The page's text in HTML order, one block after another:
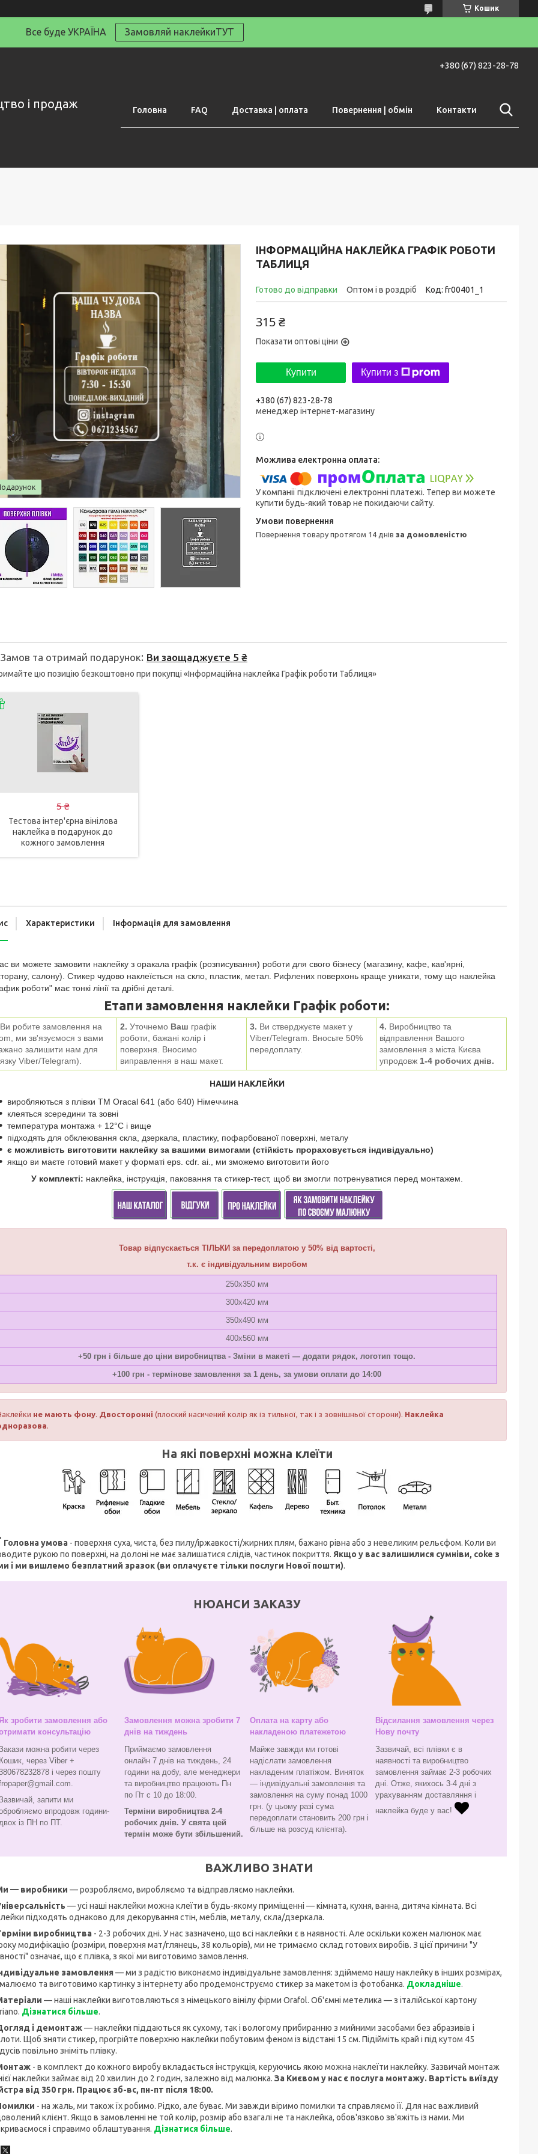
Кошик
Все буде УКРАЇНА Замовляй наклейкиТУТ
+380 (67) 823-28-78
і продаж
Головна FAQ Доставка | оплата Повернення | обмін Контакти
ІНФОРМАЦІЙНА НАКЛЕЙКА ГРАФІК РОБОТИ
ТАБЛИЦЯ
Готово до відправки Оптом і в роздріб Код: fr00401_1
315 ₴
Показати оптові ціни
Купити Купити з
+380 (67) 823-28-78
менеджер інтернет-магазину
У компанії підключені електронні платежі. Тепер ви можете
купити будь-який товар не покидаючи сайту.
повернення товару протягом 14 днів за домовленістю
Замов та отримай подарунок Ви заощаджуєте 5 ₴
цю позицію безкоштовно при покупці «Інформаційна наклейка Графік роботи Таблиця»
5 ₴
Тестова інтер'єрна вінілова
наклейка в подарунок до
кожного замовлення
Характеристики Інформація для замовлення
ви можете замовити наклейку з оракала графік (розписування) роботи для свого бізнесу (магазину, кафе, кав'ярні,
салону). Стикер чудово наклеїється на скло, пластик, метал. Рифлених поверхонь краще уникати, тому що наклейка
роботи" має тонкі лінії та дрібні деталі.
Етапи замовлення наклейки Графік роботи:
Ви робите замовлення на
ми зв'язуємося з вами
залишити нам для
Viber/Telegram).
2. Уточнемо Ваш графік
роботи, бажані колір і
поверхня. Вносимо
виправлення в наш макет.
3. Ви стверджуєте макет у
Viber/Telegram. Вносьте 50%
передоплату.
4. Виробництво та
відправлення Вашого
замовлення з міста Києва
упродовж 1-4 робочих днів.
НАШИ НАКЛЕЙКИ
виробляються з плівки ТМ Oracal 641 (або 640) Німеччина
клеяться зсередини та зовні
температура монтажа + 12°C і вище
підходять для обклеювання скла, дзеркала, пластику, пофарбованої поверхні, металу
є можливість виготовити наклейку за вашими вимогами (стійкість прораховується індивідуально)
якщо ви маєте готовий макет у форматі eps. cdr. ai., ми зможемо виготовити його
У комплекті: наклейка, інструкція, паковання та стикер-тест, щоб ви змогли потренуватися перед монтажем.
Товар відпускається ТІЛЬКИ за передоплатою у 50% від вартості,
т.к. є індивідуальним виробом
250х350 мм
300х420 мм
350х490 мм
400х560 мм
+50 грн і більше до ціни виробництва - Зміни в макеті — додати рядок, логотип тощо.
+100 грн - термінове замовлення за 1 день, за умови оплати до 14:00
не мають фону. Двосторонні (плоский насичений колір як із тильної, так і з зовнішньої сторони). Наклейка
.
На які поверхні можна клеїти
Головна умова - поверхня суха, чиста, без пилу/іржавкості/жирних плям, бажано рівна або з невеликим рельєфом. Коли ви
рукою по поверхні, на долоні не має залишатися слідів, частинок покриття. Якщо у вас залишилися сумніви, coke з
і ми вишлемо безплатний зразок (ви оплачуєте тільки послуги Нової пошти).
НЮАНСИ ЗАКАЗУ
зробити замовлення або
консультацію
можна робити через
Кошик, через Viber +
і через пошту
запити ми
впродовж години-
двох із ПН по ПТ.
Замовлення можна зробити 7
днів на тиждень
Приймаємо замовлення
онлайн 7 днів на тиждень, 24
години на добу, але менеджери
та виробництво працюють Пн
по Пт с 10 до 18:00.
Терміни виробництва 2-4
робочих днів. У свята цей
термін може бути збільшений.
Оплата на карту або
накладеною платежетою
Майже завжди ми готові
надіслати замовлення
накладеним платіжом. Виняток
— індивідуальні замовлення та
замовлення на суму понад 1000
грн. (у цьому разі сума
передоплати становить 200 грн і
більше на розсуд клієнта).
Відсилання замовлення через
Нову почту
Зазвичай, всі плівки є в
наявності та виробництво
замовлення займає 2-3 робочих
дні. Отже, якихось 3-4 дні з
урахуванням доставляння і
наклейка буде у вас!
ВАЖЛИВО ЗНАТИ
— виробники — розробляємо, виробляємо та відправляємо наклейки.
— усі наші наклейки можна клеїти в будь-якому приміщенні — кімната, кухня, ванна, дитяча кімната. Всі
підходять однаково для декорування стін, меблів, металу, скла/дзеркала.
виробництва - 2-3 робочих дні. У нас зазначено, що всі наклейки є в наявності. Але оскільки кожен малюнок має
модифікацію (розміри, поверхня мат/глянець, 38 кольорів), ми не тримаємо склад готових виробів. З цієї причини "У
означає, що є плівка, з якої ми виготовимо замовлення.
замовлення — ми з радістю виконаємо індивідуальне замовлення: здіймемо нашу наклейку в інших розмірах,
та виготовимо картинку з інтернету або продемонструємо стикер за макетом із фотобанка. Докладніше.
— наші наклейки виготовляються з німецького вінілу фірми Orafol. Об'ємні метелика — з італійської картону
Дізнатися більше.
і демонтаж— наклейки піддаються як сухому, так і вологому прибиранню з мийними засобами без абразивів і
Щоб зняти стикер, прогрійте поверхню наклейки побутовим феном із відстані 15 см. Підійміть край і під кутом 45
повільно зніміть плівку.
- в комплект до кожного виробу вкладається інструкція, керуючись якою можна наклеїти наклейку. Зазвичай монтаж
наклейки займає від 20 хвилин до 2 годин, залежно від малюнка. За Києвом у нас є послуга монтажу. Вартість виїзду
від 350 грн. Працює зб-вс, пн-пт після 18:00.
- на жаль, ми також їх робимо. Рідко, але буває. Ми завжди віримо помилки та справляємо її. Для нас важливий
клієнт. Якщо в замовленні не той колір, розмір або взагалі не та наклейка, обов'язково зв'яжіть із нами. Ми
і справимо облаштування. Дізнатися більше.